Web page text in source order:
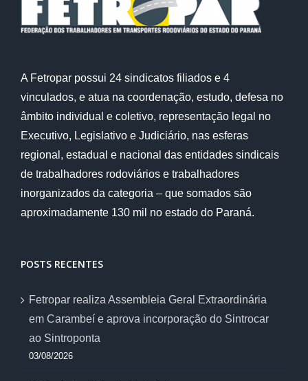
A Fetropar possui 24 sindicatos filiados e 4
vinculados, e atua na coordenação, estudo, defesa no
âmbito individual e coletivo, representação legal no
Executivo, Legislativo e Judiciário, nas esferas
regional, estadual e nacional das entidades sindicais
de trabalhadores rodoviários e trabalhadores
inorganizados da categoria – que somados são
aproximadamente 130 mil no estado do Paraná.
POSTS RECENTES
Fetropar realiza Assembleia Geral Extraordinária
em Carambeí e aprova incorporação do Sintrocar
ao Sintroponta
03/08/2026